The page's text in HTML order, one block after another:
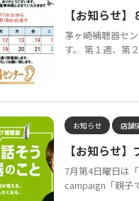
【お知らせ
茅ヶ崎補聴器セ
す。 第１週、第
お知らせ 店舗
【お知らせ
7月第4日曜日は
campaign「親子